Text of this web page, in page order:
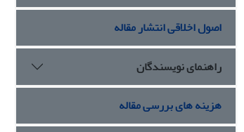
اصول اخلاقی انتشار مقاله
راهنمای نویسندگان
هزینه های بررسی مقاله